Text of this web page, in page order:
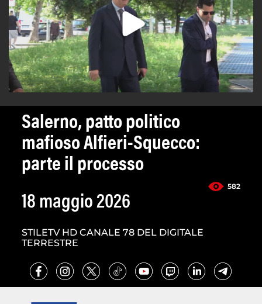
Salerno, patto politico
mafioso Alfieri-Squecco:
parte il processo
582
18 maggio 2026
STILETV HD CANALE 78 DEL DIGITALE
TERRESTRE